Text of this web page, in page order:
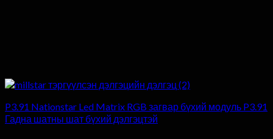
P3.91 Nationstar Led Matrix RGB загвар бүхий модуль P3.91
Гадна шатны шат бүхий дэлгэцтэй